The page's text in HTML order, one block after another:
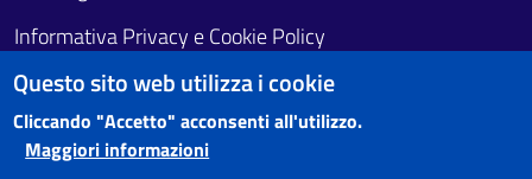
Informativa Privacy e Cookie Policy
Obiettivi di accessibilità
Questo sito web utilizza i cookie
Cliccando "Accetto" acconsenti all'utilizzo.
Maggiori informazioni